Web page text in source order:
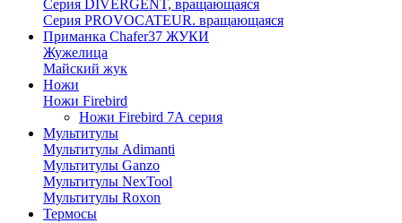
Серия DIVERGENT, вращающаяся
Серия PROVOCATEUR. вращающаяся
Приманка Chafer37 ЖУКИ
Жужелица
Майский жук
Ножи
Ножи Firebird
Ножи Firebird 7А серия
Мультитулы
Мультитулы Adimanti
Мультитулы Ganzo
Мультитулы NexTool
Мультитулы Roxon
Термосы